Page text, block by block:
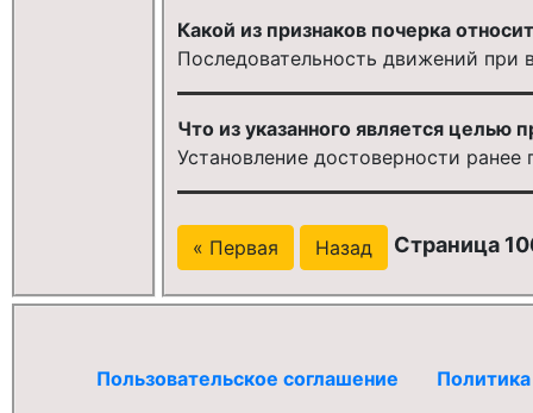
Какой из признаков почерка
Последовательность движений при
Что из указанного является целью
Установление достоверности
« Первая Назад Страница
Пользовательское соглашение